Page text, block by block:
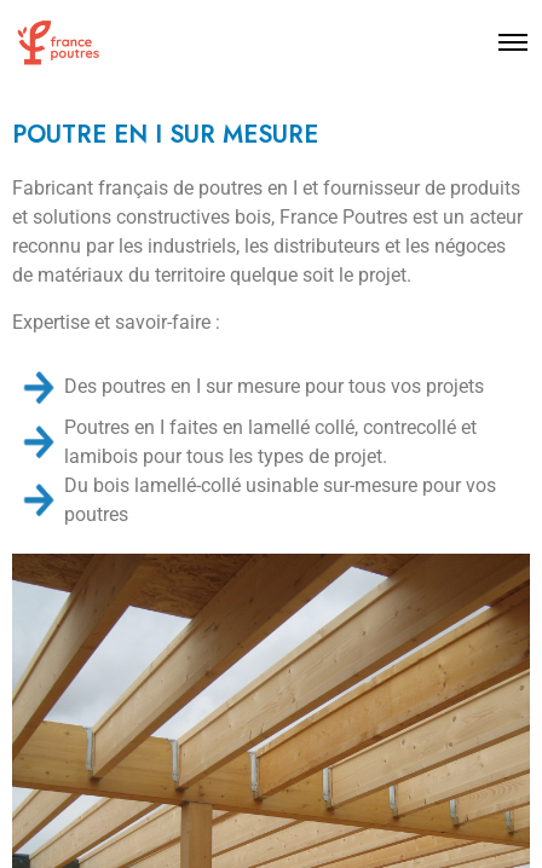
POUTRE EN I SUR MESURE
Fabricant français de poutres en I et fournisseur de produits
et solutions constructives bois, France Poutres est un acteur
reconnu par les industriels, les distributeurs et les négoces
de matériaux du territoire quelque soit le projet.
Expertise et savoir-faire :
Des poutres en I sur mesure pour tous vos projets
Poutres en I faites en lamellé collé, contrecollé et
lamibois pour tous les types de projet.
Du bois lamellé-collé usinable sur-mesure pour vos
poutres